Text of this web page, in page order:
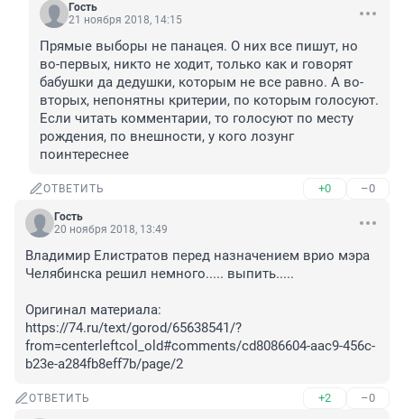
Гость
21 ноября 2018, 14:15
Прямые выборы не панацея. О них все пишут, но
во-первых, никто не ходит, только как и говорят
бабушки да дедушки, которым не все равно. А во-
вторых, непонятны критерии, по которым голосуют.
Если читать комментарии, то голосуют по месту
рождения, по внешности, у кого лозунг
поинтереснее
ОТВЕТИТЬ +0 –0
Гость
20 ноября 2018, 13:49
Владимир Елистратов перед назначением врио мэра
Челябинска решил немного..... выпить.....
Оригинал материала:
https://74.ru/text/gorod/65638541/?
from=centerleftcol_old#comments/cd8086604-aac9-456c-
b23e-a284fb8eff7b/page/2
ОТВЕТИТЬ +2 –0